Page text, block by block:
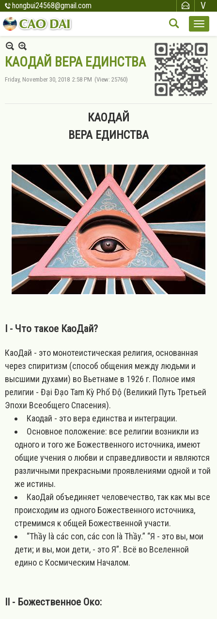
hongbui24568@gmail.com
КАОДАЙ ВЕРА ЕДИНСТВА
Friday, November 30, 2018 2:58 PM (View: 25760)
КАОДАЙ
ВЕРА ЕДИНСТВА
I - Что такое КаоДай?
КаоДай - это монотеистическая религия, основанная
через спиритизм (способ общения между людьми и
высшими духами) во Вьетнаме в 1926 г. Полное имя
религии - Đại Đạo Tam Kỳ Phổ Độ (Великий Путь Третьей
Эпохи Всеобщего Спасения).
Каодай - это вера единства и интеграции.
Основное положение: все религии возникли из
одного и того же Божественного источника, имеют
общие учения о любви и справедливости и являются
различными прекрасными проявлениями одной и той
же истины.
КаоДай объединяет человечество, так как мы все
происходим из одного Божественного источника,
стремимся к общей Божественной участи.
“Thầy là các con, các con là Thầy.” “Я - это вы, мои
дети; и вы, мои дети, - это Я”. Всё во Вселенной
едино с Космическим Началом.
II - Божественное Око: